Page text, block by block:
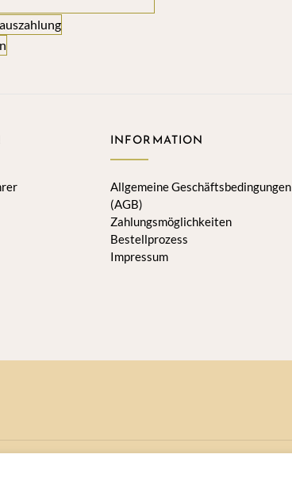
INFORMATION
Allgemeine Geschäftsbedingungen
(AGB)
Zahlungsmöglichkeiten
Bestellprozess
Impressum